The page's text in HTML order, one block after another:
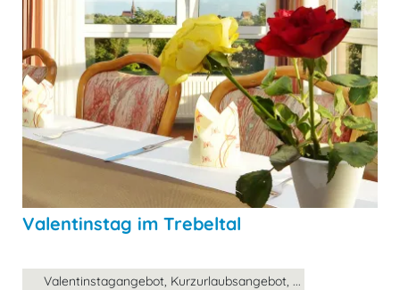
Valentinstag im Trebeltal
Valentinstagangebot, Kurzurlaubsangebot, ...